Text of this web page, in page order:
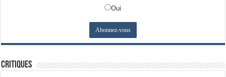
Oui
Critiques